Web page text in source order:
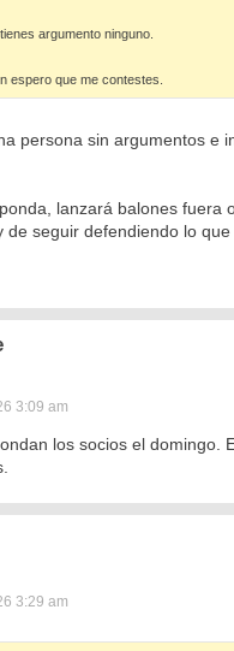
argumento ninguno.
espero que me contestes.
persona sin argumentos e
lanzará balones fuera
seguir defendiendo lo que
3:09 am
los socios el domingo.
3:29 am